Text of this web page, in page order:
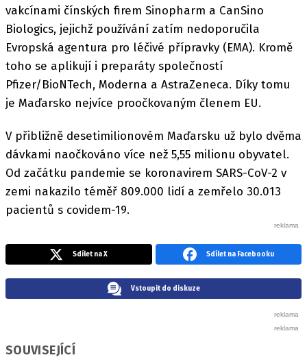
vakcínami čínských firem Sinopharm a CanSino
Biologics, jejichž používání zatím nedoporučila
Evropská agentura pro léčivé přípravky (EMA). Kromě
toho se aplikují i preparáty společností
Pfizer/BioNTech, Moderna a AstraZeneca. Díky tomu
je Maďarsko nejvíce proočkovaným členem EU.
V přibližně desetimilionovém Maďarsku už bylo dvěma
dávkami naočkováno více než 5,55 milionu obyvatel.
Od začátku pandemie se koronavirem SARS-CoV-2 v
zemi nakazilo téměř 809.000 lidí a zemřelo 30.013
pacientů s covidem-19.
Sdílet na X Sdílet na Facebooku
Vstoupit do diskuze
SOUVISEJÍCÍ